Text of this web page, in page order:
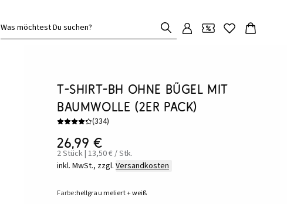
Was möchtest Du suchen?
T-Shirt-BH ohne Bügel mit
Baumwolle (2er Pack)
(334)
26,99 €
2 Stück | 13,50 € / Stk.
inkl. MwSt., zzgl. Versandkosten
Farbe:hellgrau meliert + weiß